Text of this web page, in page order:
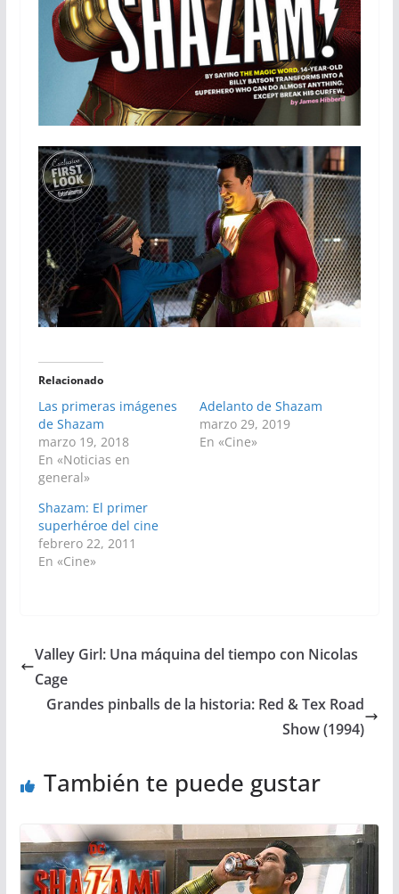
Relacionado
Las primeras imágenes
de Shazam
marzo 19, 2018
En «Noticias en
general»
Adelanto de Shazam
marzo 29, 2019
En «Cine»
Shazam: El primer
superhéroe del cine
febrero 22, 2011
En «Cine»
Valley Girl: Una máquina del tiempo con Nicolas
Cage
Grandes pinballs de la historia: Red & Tex Road
Show (1994)
También te puede gustar